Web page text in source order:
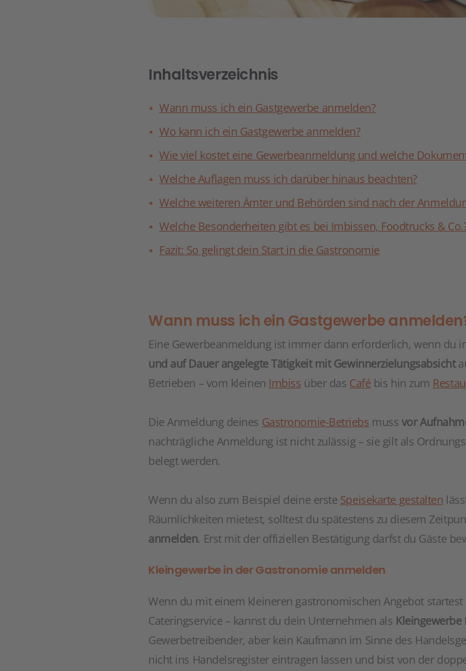
Inhaltsverzeichnis
Wann muss ich ein Gastgewerbe anmelden?
Wo kann ich ein Gastgewerbe anmelden?
Wie viel kostet eine Gewerbeanmeldung und welche
Welche Auflagen muss ich darüber hinaus beachten?
Welche weiteren Ämter und Behörden sind nach der
Welche Besonderheiten gibt es bei Imbissen, Foodtrucks &
Fazit: So gelingt dein Start in die Gastronomie
Wann muss ich ein Gastgewerbe
Eine Gewerbeanmeldung ist immer dann erforderlich, wenn du
und auf Dauer angelegte Tätigkeit mit Gewinnerzielungsabsicht
Betrieben – vom kleinen Imbiss über das Café bis hin zum
Die Anmeldung deines Gastronomie-Betriebs muss vor
nachträgliche Anmeldung ist nicht zulässig – sie gilt als
belegt werden.
Wenn du also zum Beispiel deine erste Speisekarte gestalten
Räumlichkeiten mietest, solltest du spätestens zu diesem
anmelden. Erst mit der offiziellen Bestätigung darfst du Gäste
Kleingewerbe in der Gastronomie anmelden
Wenn du mit einem kleineren gastronomischen Angebot
Cateringservice – kannst du dein Unternehmen als Kleingewerbe
Gewerbetreibender, aber kein Kaufmann im Sinne des
nicht ins Handelsregister eintragen lassen und bist von der